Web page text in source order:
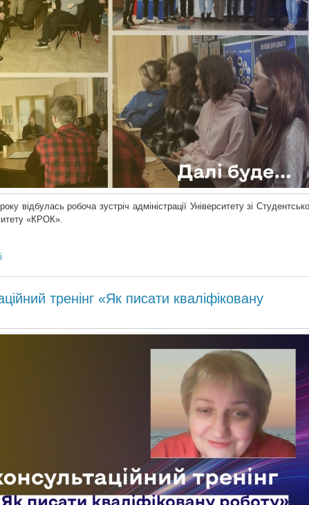
відбулась робоча зустріч адміністрації Університету зі
«КРОК».
тренінг «Як писати кваліфіковану